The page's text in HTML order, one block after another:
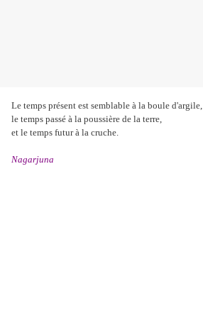
Le temps présent est semblable à la boule d'argile,
le temps passé à la poussière de la terre,
et le temps futur à la cruche.
Nagarjuna